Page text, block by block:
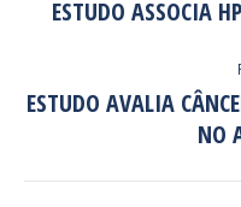
ESTUDO ASSOCIA
ESTUDO AVALIA
NO